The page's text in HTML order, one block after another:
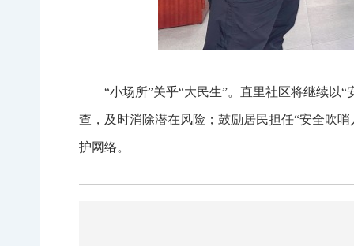
“小场所”关乎“大民生”。直里社区将继续以
查，及时消除潜在风险；鼓励居民担任“安全吹
护网络。